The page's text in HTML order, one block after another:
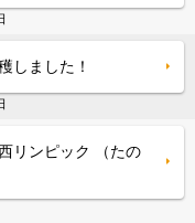
ました！
リンピック （たの